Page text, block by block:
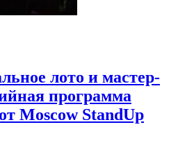
лото и мастер-
программа
Moscow StandUp